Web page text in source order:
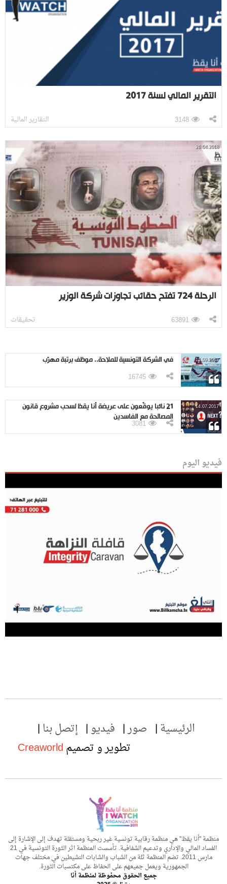
التقرير المالي لسنة 2017
التقارير المالية 3148
26.04.2018
الرحلة 724 تفتح حقائب تجاوزات شركة الوزير
تحقيقات 63891
11.09.2017 في الشركة التونسية للملاحة.. موظف برتبة مهرّب
16745
14.07.2017
21 نائبا يوقّعون على عريضة أنا يقظ لسحب مشروع قانون
المصالحة مع الفاسدين
3081
فيديو اليوم
الرئيسية صور فيديو
إتصل بنا
تطوير و تصميمCreaworld
منظمة "أنا يقظ" هي منظمة رقابية تونسية غير ربحية ومستقلة تهدف إلى الإشارة إلى
الفساد المالي والإداري وتدعيم الشفافية. تأسست المنظمة اثر الثورة التونسية في 21
مارس 2011. تضم المنظمة ثلة من الشباب والشابات النشيطين في مختلف جهات
الجمهورية ويعمل جميعهم على الحفاظ على مكتسبات الثورة.
جميع الحقوق محفوظة لمنظمة أنا